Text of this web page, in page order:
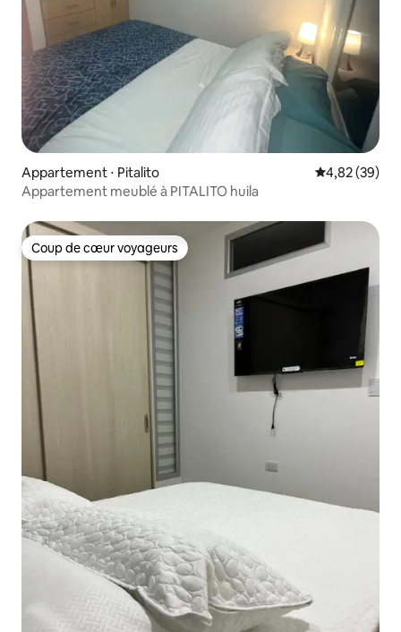
Appartement ⋅ Pitalito Évaluation
4,82 (39)
Appartement meublé à PITALITO huila
Coup de cœur voyageurs
Coup de cœur voyageurs